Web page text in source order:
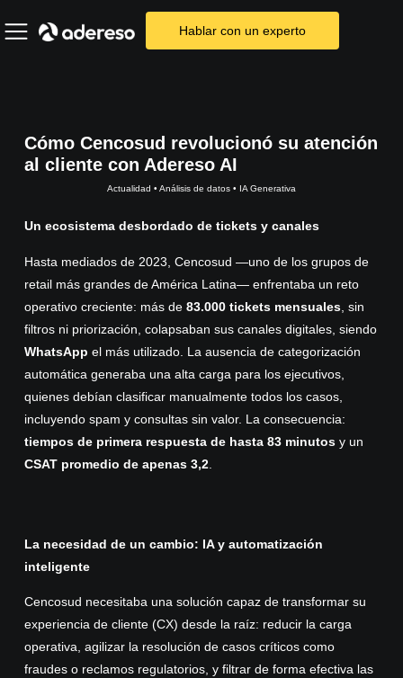
Hablar con un experto
Cómo Cencosud revolucionó su atención
al cliente con Adereso AI
Actualidad • Análisis de datos • IA Generativa
Un ecosistema desbordado de tickets y canales
Hasta mediados de 2023, Cencosud —uno de los grupos de
retail más grandes de América Latina— enfrentaba un reto
operativo creciente: más de 83.000 tickets mensuales, sin
filtros ni priorización, colapsaban sus canales digitales, siendo
WhatsApp el más utilizado. La ausencia de categorización
automática generaba una alta carga para los ejecutivos,
quienes debían clasificar manualmente todos los casos,
incluyendo spam y consultas sin valor. La consecuencia:
tiempos de primera respuesta de hasta 83 minutosy un
CSAT promedio de apenas 3,2.
La necesidad de un cambio: IA y automatización
inteligente
Cencosud necesitaba una solución capaz de transformar su
experiencia de cliente (CX) desde la raíz: reducir la carga
operativa, agilizar la resolución de casos críticos como
fraudes o reclamos regulatorios, y filtrar de forma efectiva las